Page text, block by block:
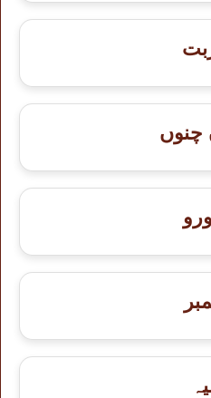
چنوں